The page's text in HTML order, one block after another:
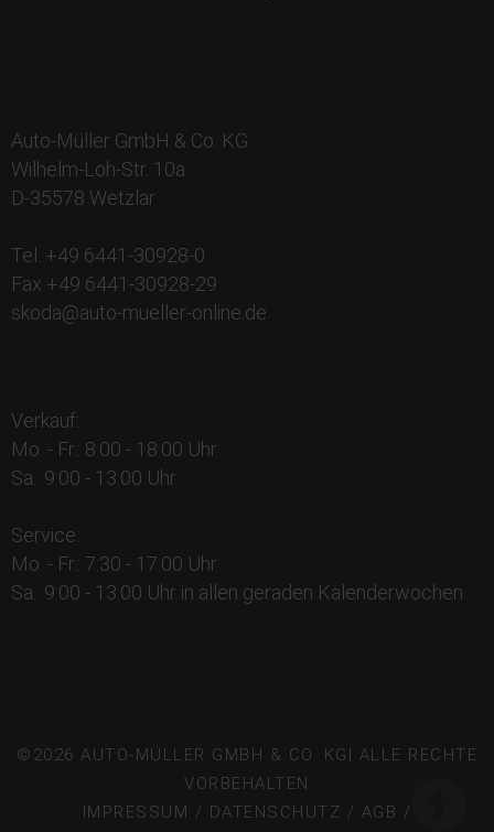
Auto-Müller GmbH & Co. KG
Wilhelm-Loh-Str. 10a
D-35578 Wetzlar
Tel. +49 6441-30928-0
Fax +49 6441-30928-29
skoda@auto-mueller-online.de
Verkauf:
Mo. - Fr.: 8:00 - 18:00 Uhr
Sa.: 9:00 - 13:00 Uhr
Service:
Mo. - Fr.: 7:30 - 17:00 Uhr
Sa.: 9:00 - 13:00 Uhr in allen geraden Kalenderwochen
©2026 AUTO-MÜLLER GMBH & CO. KG| ALLE RECHTE
VORBEHALTEN
IMPRESSUM / DATENSCHUTZ / AGB /